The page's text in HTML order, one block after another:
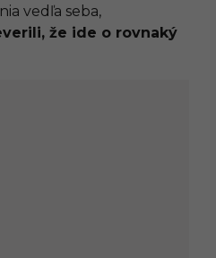
vedľa seba,
že ide o rovnaký